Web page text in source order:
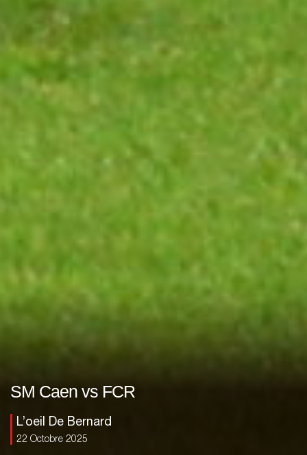
SM Caen vs FCR
L’oeil De Bernard
22 Octobre 2025